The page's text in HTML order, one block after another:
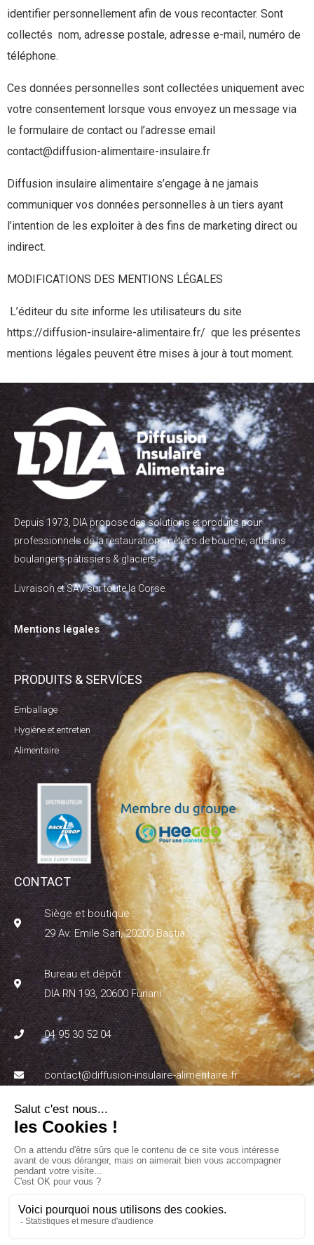
identifier personnellement afin de vous recontacter. Sont
collectés nom, adresse postale, adresse e-mail, numéro de
téléphone.
Ces données personnelles sont collectées uniquement avec
votre consentement lorsque vous envoyez un message via
le formulaire de contact ou l’adresse email
contact@diffusion-alimentaire-insulaire.fr
Diffusion insulaire alimentaire s’engage à ne jamais
communiquer vos données personnelles à un tiers ayant
l’intention de les exploiter à des fins de marketing direct ou
indirect.
MODIFICATIONS DES MENTIONS LÉGALES
L’éditeur du site informe les utilisateurs du site
https://diffusion-insulaire-alimentaire.fr/ que les présentes
mentions légales peuvent être mises à jour à tout moment.
Depuis 1973, DIA propose des solutions et produits pour
professionnels de la restauration, métiers de bouche, artisans
boulangers-pâtissiers & glaciers.
Livraison et SAV sur toute la Corse.
Mentions légales
PRODUITS & SERVICES
Emballage
Hygiène et entretien
Alimentaire
CONTACT
Siège et boutique :
29 Av. Emile Sari, 20200 Bastia
Bureau et dépôt :
DIA RN 193, 20600 Furiani
04 95 30 52 04
contact@diffusion-insulaire-alimentaire.fr
Lundi au jeudi : 8h15 - 11h45 / 14h15 - 18h
Vendredi : 8h15 - 11h45 / 14h15 - 17h
Samedi : 8h - 12h